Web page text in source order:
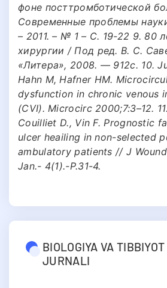
фоне посттромботической
Современные проблемы
– 2011. – № 1 – С. 19-22 9. 80
хирургии / Под ред. В. С.
«Литера», 2008. — 912с. 10.
Hahn M, Hafner HM.
dysfunction in chronic venous
(CVI). Microcirc 2000;7:3–12.
Couilliet D., Vin F. Prognostic
ulcer heailing in non-selected
ambulatory patients // J
Jan.- 4(1).-P.31-4.
BIOLOGIYA VA
JURNALI